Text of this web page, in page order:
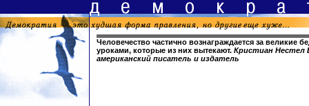
Человечество частично вознаграждается за великие
уроками, которые из них вытекают. Кристиан Нестел
американский писатель и издатель